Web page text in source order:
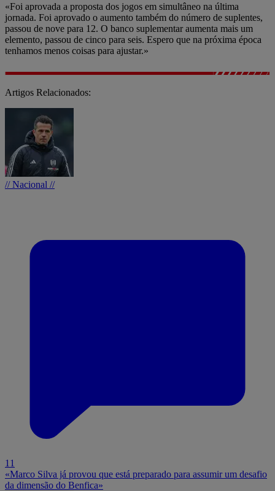
«Foi aprovada a proposta dos jogos em simultâneo na última
jornada. Foi aprovado o aumento também do número de suplentes,
passou de nove para 12. O banco suplementar aumenta mais um
elemento, passou de cinco para seis. Espero que na próxima época
tenhamos menos coisas para ajustar.»
Artigos Relacionados:
// Nacional //
11
«Marco Silva já provou que está preparado para assumir um desafio
da dimensão do Benfica»